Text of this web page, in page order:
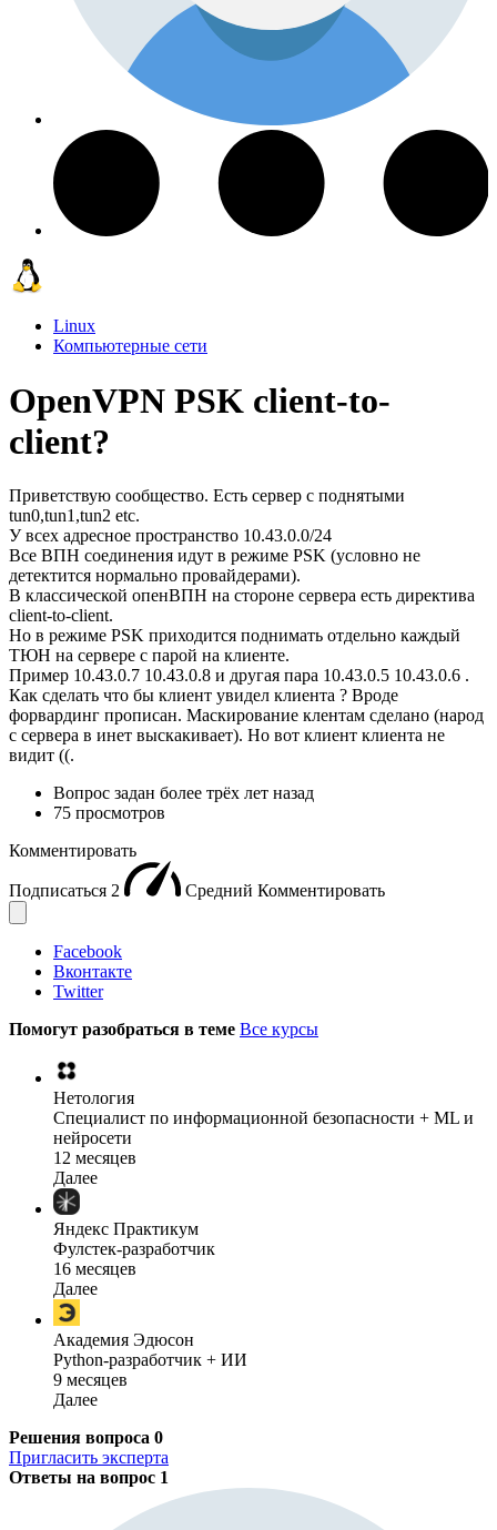
Linux
Компьютерные сети
OpenVPN PSK client-to-
client?
Приветствую сообщество. Есть сервер с поднятыми
tun0,tun1,tun2 etc.
У всех адресное пространство 10.43.0.0/24
Все ВПН соединения идут в режиме PSK (условно не
детектится нормально провайдерами).
В классической опенВПН на стороне сервера есть директива
client-to-client.
Но в режиме PSK приходится поднимать отдельно каждый
ТЮН на сервере с парой на клиенте.
Пример 10.43.0.7 10.43.0.8 и другая пара 10.43.0.5 10.43.0.6 .
Как сделать что бы клиент увидел клиента ? Вроде
форвардинг прописан. Маскирование клентам сделано (народ
с сервера в инет выскакивает). Но вот клиент клиента не
видит ((.
Вопрос задан более трёх лет назад
75 просмотров
Комментировать
Подписаться 2 Средний Комментировать
Facebook
Вконтакте
Twitter
Помогут разобраться в теме Все курсы
Нетология
Специалист по информационной безопасности + ML и
нейросети
12 месяцев
Далее
Яндекс Практикум
Фулстек-разработчик
16 месяцев
Далее
Академия Эдюсон
Python-разработчик + ИИ
9 месяцев
Далее
Решения вопроса 0
Пригласить эксперта
Ответы на вопрос 1